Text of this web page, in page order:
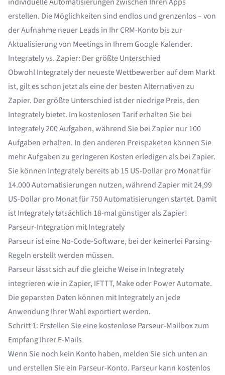
individuelle Automatisierungen zwischen Ihren Apps
erstellen. Die Möglichkeiten sind endlos und grenzenlos – von
der Aufnahme neuer Leads in Ihr CRM-Konto bis zur
Aktualisierung von Meetings in Ihrem Google Kalender.
Integrately vs. Zapier: Der größte Unterschied
Obwohl Integrately der neueste Wettbewerber auf dem Markt
ist, gilt es schon jetzt als eine der bestenAlternativen zu
Zapier. Der größte Unterschied ist der niedrige Preis, den
Integrately bietet. Im kostenlosen Tarif erhalten Sie bei
Integrately 200 Aufgaben, während Sie beiZapiernur 100
Aufgaben erhalten. Inden anderen Preispaketen können Sie
mehr Aufgaben zu geringeren Kosten erledigen als bei Zapier.
Sie können Integrately bereits ab 15 US-Dollar pro Monat für
14.000 Automatisierungen nutzen, während Zapier mit 24,99
US-Dollar pro Monat für 750 Automatisierungen startet. Damit
ist Integrately tatsächlich 18-mal günstiger als Zapier!
Parseur-Integration mit Integrately
Parseurist eine No-Code-Software, bei der keinerlei Parsing-
Regeln erstellt werden müssen.
Parseur lässt sich auf die gleiche Weise in Integrately
integrieren wie inZapier, IFTTT, MakeoderPower Automate.
Die geparsten Daten können mit Integrately an jede
Anwendung Ihrer Wahl exportiert werden.
Schritt 1: Erstellen Sie eine kostenlose Parseur-Mailbox zum
Empfang Ihrer E-Mails
Wenn Sie noch kein Konto haben, melden Sie sich unten an
und erstellen Sie ein Parseur-Konto. Parseur kann kostenlos